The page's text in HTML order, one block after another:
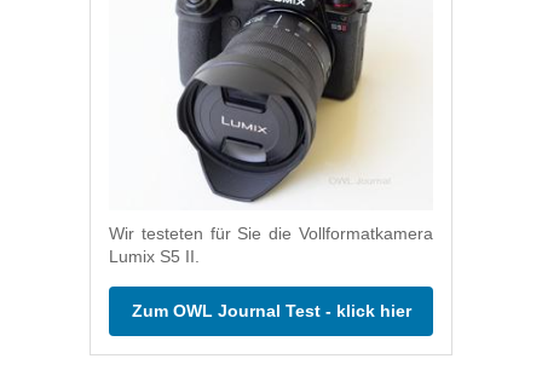
Wir testeten für Sie die Vollformatkamera
Lumix S5 II.
Zum OWL Journal Test - klick hier